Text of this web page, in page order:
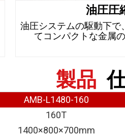
油圧圧
油圧システムの駆動下で
てコンパクトな金属
製品
AMB-L1480-160
160T
1400×800×700mm